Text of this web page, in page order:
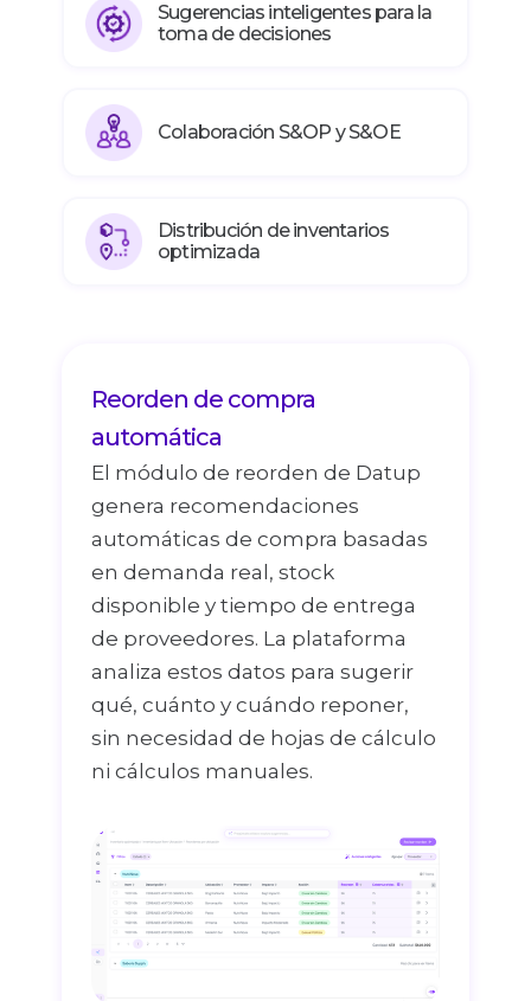
Sugerencias inteligentes para la
toma de decisiones
Colaboración S&OP y S&OE
Distribución de inventarios
optimizada
Reorden de compra
automática
El módulo de reorden de Datup
genera recomendaciones
automáticas de compra basadas
en demanda real, stock
disponible y tiempo de entrega
de proveedores. La plataforma
analiza estos datos para sugerir
qué, cuánto y cuándo reponer,
sin necesidad de hojas de cálculo
ni cálculos manuales.